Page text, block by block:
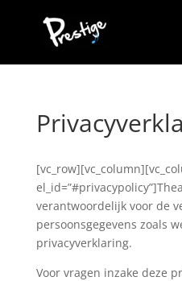
verantwoordelijk voor de
persoonsgegevens zoals
privacyverklaring.
Voor vragen inzake deze